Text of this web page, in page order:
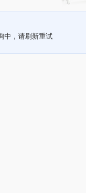
中，请刷新重试